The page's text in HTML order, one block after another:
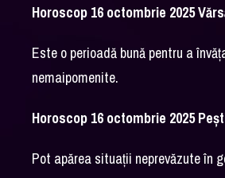
Horoscop 16 octombrie 2025
Este o perioadă bună pentru a
nemaipomenite.
Horoscop 16 octombrie 2025
Pot apărea situații neprevăzute în